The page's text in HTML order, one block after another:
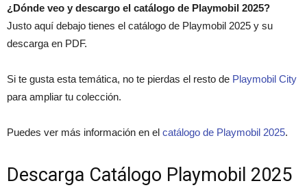
¿Dónde veo y descargo el catálogo de Playmobil 2025?
Justo aquí debajo tienes el catálogo de Playmobil 2025 y su
descarga en PDF.
Si te gusta esta temática, no te pierdas el resto de Playmobil City
para ampliar tu colección.
Puedes ver más información en el catálogo de Playmobil 2025.
Descarga Catálogo Playmobil 2025